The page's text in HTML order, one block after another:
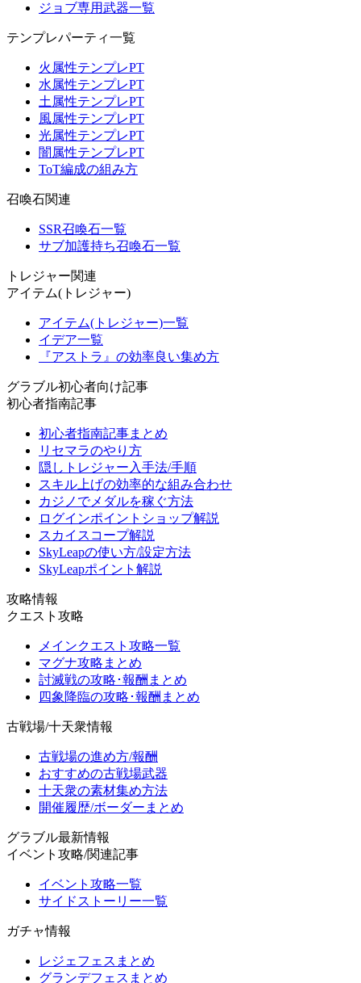
ジョブ専用武器一覧
テンプレパーティ一覧
火属性テンプレPT
水属性テンプレPT
土属性テンプレPT
風属性テンプレPT
光属性テンプレPT
闇属性テンプレPT
ToT編成の組み方
召喚石関連
SSR召喚石一覧
サブ加護持ち召喚石一覧
トレジャー関連
アイテム(トレジャー)
アイテム(トレジャー)一覧
イデア一覧
『アストラ』の効率良い集め方
グラブル初心者向け記事
初心者指南記事
初心者指南記事まとめ
リセマラのやり方
隠しトレジャー入手法/手順
スキル上げの効率的な組み合わせ
カジノでメダルを稼ぐ方法
ログインポイントショップ解説
スカイスコープ解説
SkyLeapの使い方/設定方法
SkyLeapポイント解説
攻略情報
クエスト攻略
メインクエスト攻略一覧
マグナ攻略まとめ
討滅戦の攻略･報酬まとめ
四象降臨の攻略･報酬まとめ
古戦場/十天衆情報
古戦場の進め方/報酬
おすすめの古戦場武器
十天衆の素材集め方法
開催履歴/ボーダーまとめ
グラブル最新情報
イベント攻略/関連記事
イベント攻略一覧
サイドストーリー一覧
ガチャ情報
レジェフェスまとめ
グランデフェスまとめ